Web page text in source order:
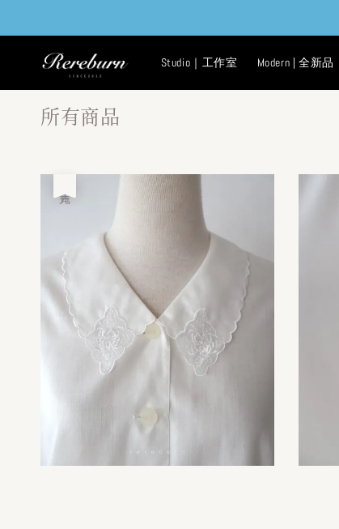
Studio｜工作室 Modern | 全新品
所有商品